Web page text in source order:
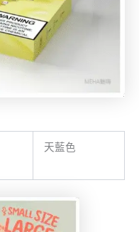
天藍色